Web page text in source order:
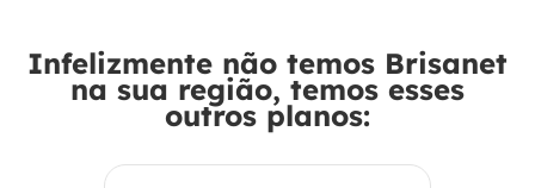
Infelizmente não temos Brisanet
na sua região, temos esses
outros planos: